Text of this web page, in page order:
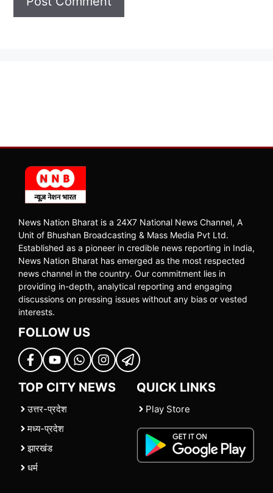
News Nation Bharat is a 24X7 National News Channel, A
Unit of Bhushan Broadcasting & Mass Media Pvt Ltd.
Established as a pioneer in credible news reporting in India,
News Nation Bharat has emerged as the most respected
news channel in the country. Our commitment lies in
providing in-depth, analytical reporting and engaging
discussions on pressing issues without any bias or vested
interests.
FOLLOW US
TOP CITY NEWS
उत्तर-प्रदेश
मध्य-प्रदेश
झारखंड
धर्म
QUICK LINKS
Play Store